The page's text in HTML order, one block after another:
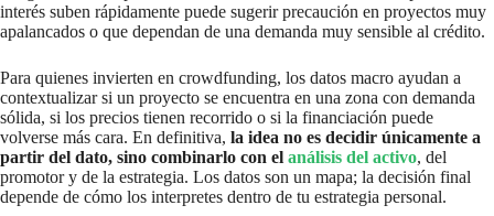
interés suben rápidamente puede sugerir precaución en proyectos muy
apalancados o que dependan de una demanda muy sensible al crédito.
Para quienes invierten en crowdfunding, los datos macro ayudan a
contextualizar si un proyecto se encuentra en una zona con demanda
sólida, si los precios tienen recorrido o si la financiación puede
volverse más cara. En definitiva, la idea no es decidir únicamente a
partir del dato, sino combinarlo con el análisis del activo, del
promotor y de la estrategia. Los datos son un mapa; la decisión final
depende de cómo los interpretes dentro de tu estrategia personal.